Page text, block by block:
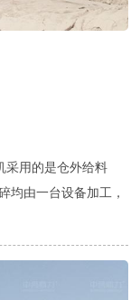
采用的是仓外给料
均由一台设备加工，